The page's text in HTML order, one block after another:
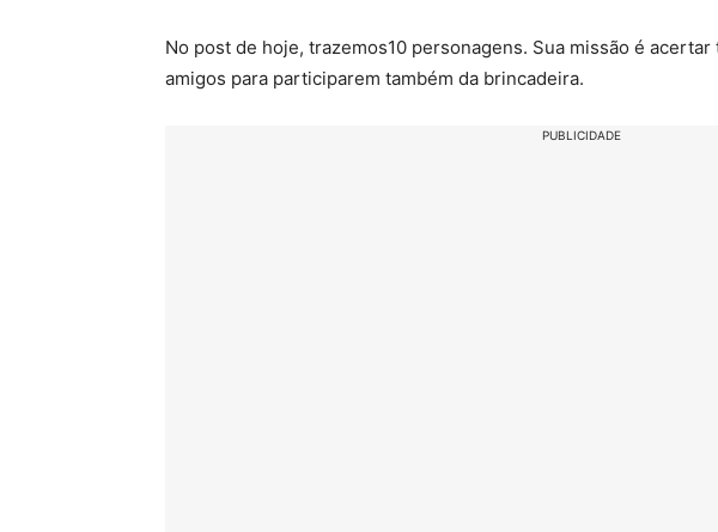
No post de hoje, trazemos10 personagens. Sua missão é
amigos para participarem também da brincadeira.
PUBLICIDADE